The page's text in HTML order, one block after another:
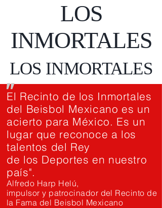
LOS
INMORTALES
LOS INMORTALES
El Recinto de los Inmortales
del Beisbol Mexicano es un
acierto para México. Es un
lugar que reconoce a los
talentos del Rey
de los Deportes en nuestro
país".
Alfredo Harp Helú,
impulsor y patrocinador del Recinto de
la Fama del Beisbol Mexicano
"